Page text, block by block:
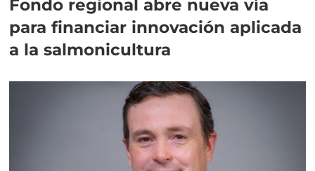
Fondo regional abre nueva vía
para financiar innovación aplicada
a la salmonicultura